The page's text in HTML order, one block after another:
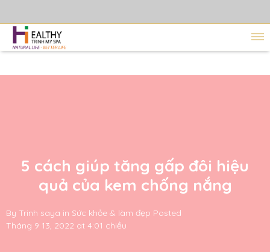
5 cách giúp tăng gấp đôi hiệu
quả của kem chống nắng
By Trinh saya in Sức khỏe & làm đẹp Posted
Tháng 9 13, 2022 at 4:01 chiều